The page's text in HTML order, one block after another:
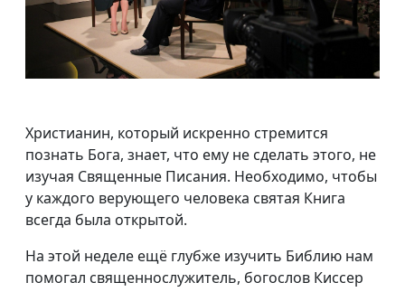
Христианин, который искренно стремится
познать Бога, знает, что ему не сделать этого, не
изучая Священные Писания. Необходимо, чтобы
у каждого верующего человека святая Книга
всегда была открытой.
На этой неделе ещё глубже изучить Библию нам
помогал священнослужитель, богослов Киссер